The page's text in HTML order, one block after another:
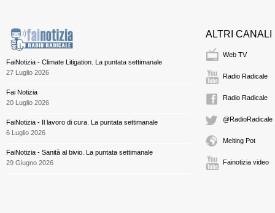
FaiNotizia - Climate Litigation. La puntata settimanale
27 Luglio 2026
Fai Notizia
20 Luglio 2026
FaiNotizia - Il lavoro di cura. La puntata settimanale
6 Luglio 2026
FaiNotizia - Sanità al bivio. La puntata settimanale
29 Giugno 2026
ALTRI CANALI
Web TV
Radio Radicale
Radio Radicale
@RadioRadicale
Melting Pot
Fainotizia video